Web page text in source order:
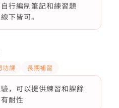
行編制筆記和練習題
下皆可。
功課 長期補習
，可以提供練習和課餘
耐性